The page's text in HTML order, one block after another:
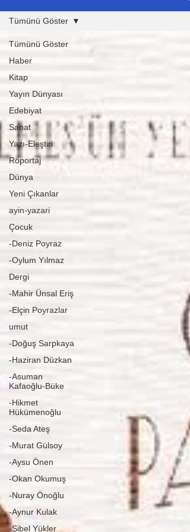
Tümünü Göster
Haber
Kitap
Yayın Dünyası
Edebiyat
Sanat
Yazı-Eleştiri
Röportaj
Dünya
Yeni Çıkanlar
ayin-yazari
Çocuk
-Deniz Poyraz
-Oylum Yılmaz
Dergi
-Mahir Ünsal Eriş
-Elçin Poyrazlar
umut
-Doğuş Sarpkaya
-Haziran Düzkan
-Asuman
Kafaoğlu-Büke
-Hikmet
Hükümenoğlu
-Seda Ateş
-Murat Gülsoy
-Aysu Önen
-Okan Okumuş
-Nuray Önoğlu
-Aynur Kulak
-Sibel Yükler
Tümünü Göster